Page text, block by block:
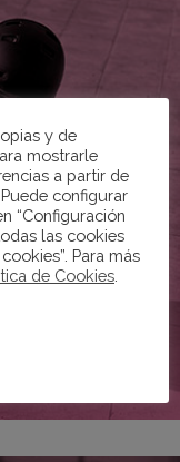
y de
mostrarle
a partir de
configurar
“Configuración
las cookies
Para más
de Cookies